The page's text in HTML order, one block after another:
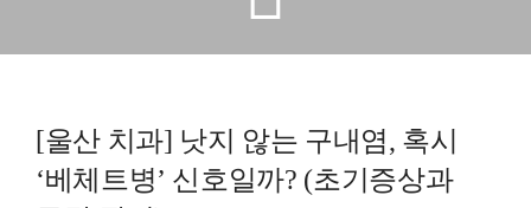
상담예약
[울산 치과] 낫지 않는 구내염, 혹시
‘베체트병’ 신호일까? (초기증상과